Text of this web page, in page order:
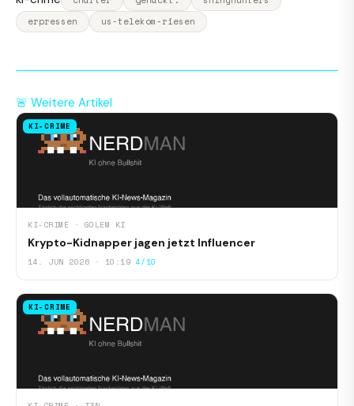
erpressen
us-telekom-riesen
🚨 Weitere Artikel
KI-CRIME
KI-CRIME · GOLEM KI
Krypto-Kidnapper jagen jetzt Influencer
14. JUN 2026 · 10:19 4/10
KI-CRIME